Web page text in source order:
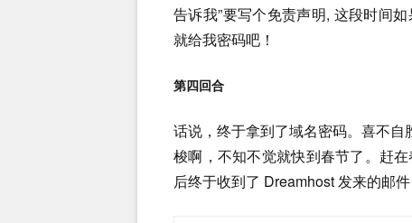
告诉我”要写个免责声明, 这段时间
就给我密码吧！
第四回合
话说，终于拿到了域名密码。喜不
梭啊，不知不觉就快到春节了。赶
后终于收到了 Dreamhost 发来的邮件